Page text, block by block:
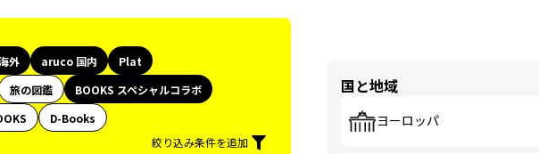
外 aruco 国内
Plat
旅の図鑑
BOOKS スペシャルコラボ
D-Books
絞り込み条件を追加
国と地域
ヨーロッパ